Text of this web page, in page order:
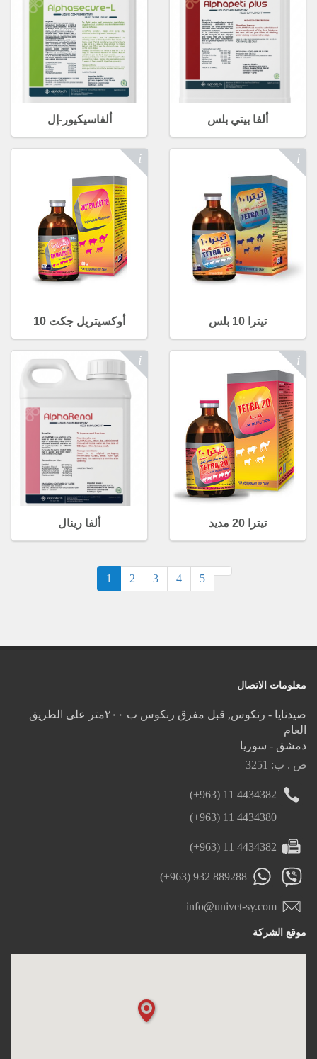
ألفاسيكيور-إل ألفا بيتي بلس
أوكسيتريل جكت 10 تيترا 10 بلس
ألفا رينال تيترا 20 مديد
1 2 3 4 5
معلومات الاتصال
صيدنايا - رنكوس, قبل مفرق رنكوس ب ٢٠٠متر على الطريق
العام
دمشق - سوريا
ص . ب: 3251
(+963) 11 4434382
(+963) 11 4434380
(+963) 11 4434382
(+963) 932 889288
info@univet-sy.com
موقع الشركة